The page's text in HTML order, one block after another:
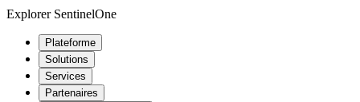
Explorer SentinelOne
Plateforme
Solutions
Services
Partenaires